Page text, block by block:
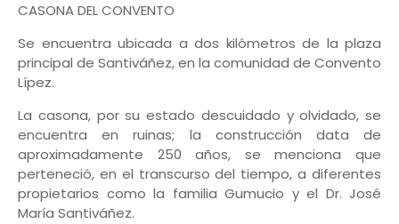
CASONA DEL CONVENTO
Se encuentra ubicada a dos kilómetros de la plaza
principal de Santiváñez, en la comunidad de Convento
Lípez.
La casona, por su estado descuidado y olvidado, se
encuentra en ruinas; la construcción data de
aproximadamente 250 años, se menciona que
perteneció, en el transcurso del tiempo, a diferentes
propietarios como la familia Gumucio y el Dr. José
María Santiváñez.